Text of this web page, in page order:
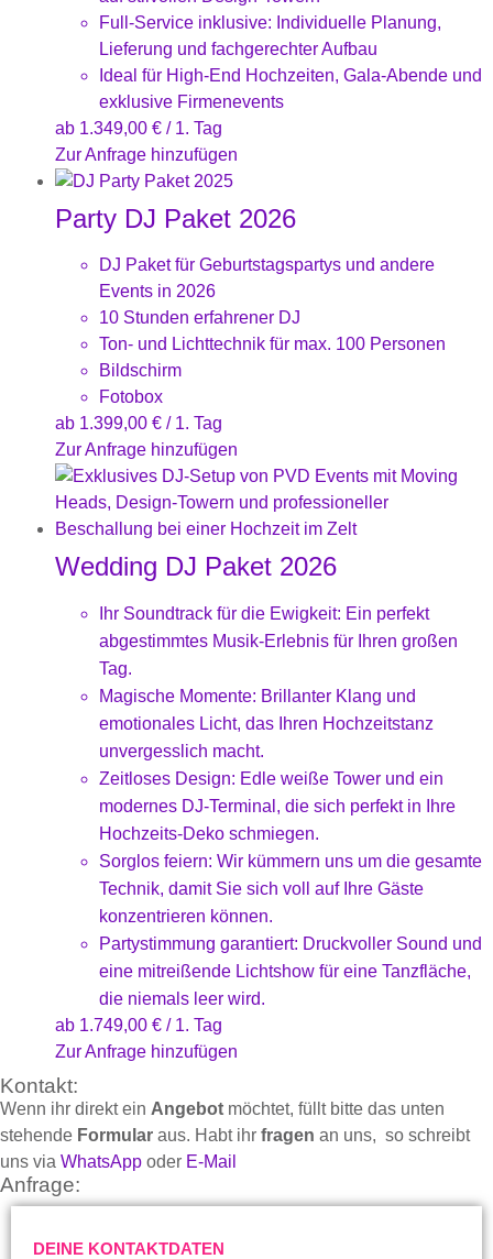
Full-Service inklusive: Individuelle Planung,
Lieferung und fachgerechter Aufbau
Ideal für High-End Hochzeiten, Gala-Abende und
exklusive Firmenevents
ab 1.349,00 € / 1. Tag
Zur Anfrage hinzufügen
Party DJ Paket 2026
DJ Paket für Geburtstagspartys und andere
Events in 2026
10 Stunden erfahrener DJ
Ton- und Lichttechnik für max. 100 Personen
Bildschirm
Fotobox
ab 1.399,00 € / 1. Tag
Zur Anfrage hinzufügen
Wedding DJ Paket 2026
Ihr Soundtrack für die Ewigkeit: Ein perfekt
abgestimmtes Musik-Erlebnis für Ihren großen
Tag.
Magische Momente: Brillanter Klang und
emotionales Licht, das Ihren Hochzeitstanz
unvergesslich macht.
Zeitloses Design: Edle weiße Tower und ein
modernes DJ-Terminal, die sich perfekt in Ihre
Hochzeits-Deko schmiegen.
Sorglos feiern: Wir kümmern uns um die gesamte
Technik, damit Sie sich voll auf Ihre Gäste
konzentrieren können.
Partystimmung garantiert: Druckvoller Sound und
eine mitreißende Lichtshow für eine Tanzfläche,
die niemals leer wird.
ab 1.749,00 € / 1. Tag
Zur Anfrage hinzufügen
Kontakt:
Wenn ihr direkt ein Angebot möchtet, füllt bitte das unten
stehende Formular aus. Habt ihr fragen an uns, so schreibt
uns via WhatsApp oder E-Mail
Anfrage:
DEINE KONTAKTDATEN